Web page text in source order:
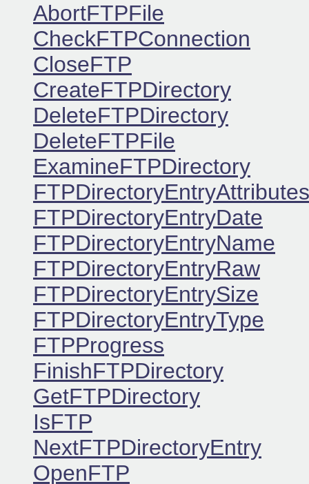
AbortFTPFile
CheckFTPConnection
CloseFTP
CreateFTPDirectory
DeleteFTPDirectory
DeleteFTPFile
ExamineFTPDirectory
FTPDirectoryEntryAttributes
FTPDirectoryEntryDate
FTPDirectoryEntryName
FTPDirectoryEntryRaw
FTPDirectoryEntrySize
FTPDirectoryEntryType
FTPProgress
FinishFTPDirectory
GetFTPDirectory
IsFTP
NextFTPDirectoryEntry
OpenFTP